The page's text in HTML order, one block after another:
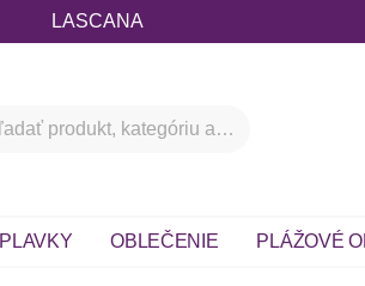
LASCANA
PLAVKY OBLEČENIE PLÁŽOVÉ